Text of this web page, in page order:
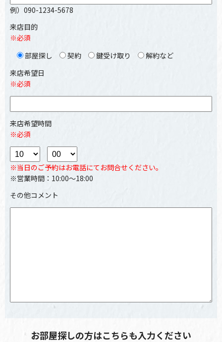
例）090-1234-5678
来店目的
※必須
部屋探し
契約 鍵受け取り
解約など
来店希望日
※必須
来店希望時間
※必須
※当日のご予約はお電話にてお問合せください。
※営業時間：10:00～18:00
その他コメント
お部屋探しの方はこちらも入力ください